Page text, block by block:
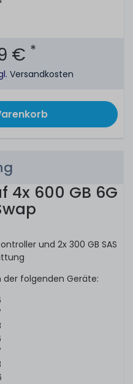
€ *
Versandkosten
4x 600 GB 6G
und 2x 300 GB SAS
folgenden Geräte: